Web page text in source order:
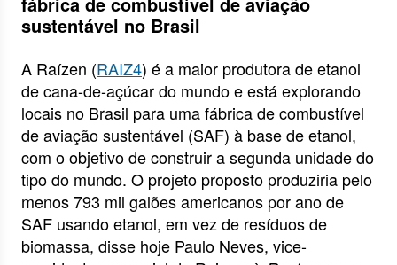
sustentável no Brasil
A Raízen (RAIZ4) é a maior produtora de etanol
de cana-de-açúcar do mundo e está explorando
locais no Brasil para uma fábrica de combustível
de aviação sustentável (SAF) à base de etanol,
com o objetivo de construir a segunda unidade do
tipo do mundo. O projeto proposto produziria pelo
menos 793 mil galões americanos por ano de
SAF usando etanol, em vez de resíduos de
biomassa, disse hoje Paulo Neves, vice-